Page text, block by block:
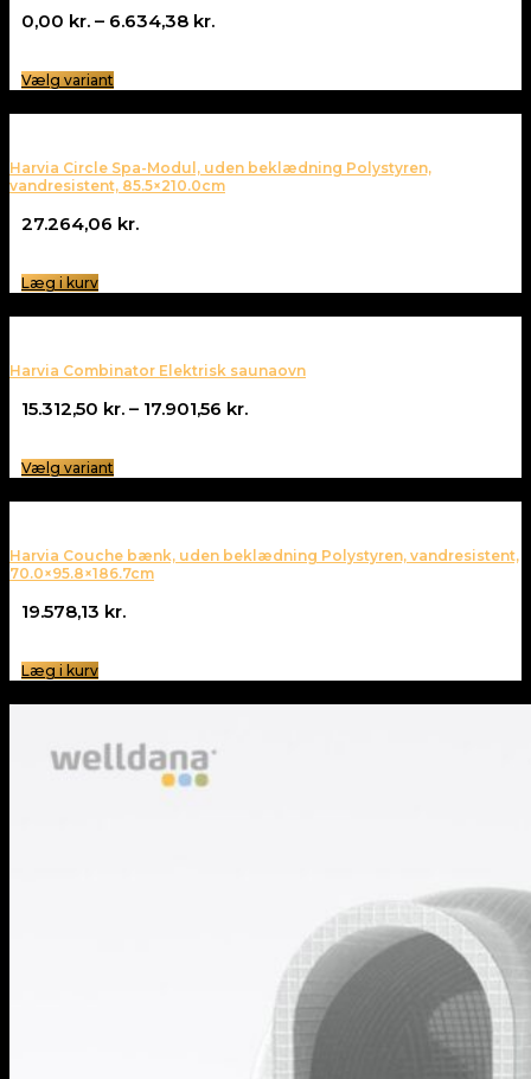
0,00 kr. – 6.634,38 kr.Prisinterval:
6.634,38 kr.
Vælg variant
Harvia Circle Spa-Modul, uden beklædning Polystyren,
vandresistent, 85.5×210.0cm
27.264,06 kr.
Læg i kurv
Harvia Combinator Elektrisk saunaovn
15.312,50 kr. – 17.901,56 kr.Prisinterval:
17.901,56 kr.
Vælg variant
Harvia Couche bænk, uden beklædning Polystyren, vandresistent,
70.0×95.8×186.7cm
19.578,13 kr.
Læg i kurv